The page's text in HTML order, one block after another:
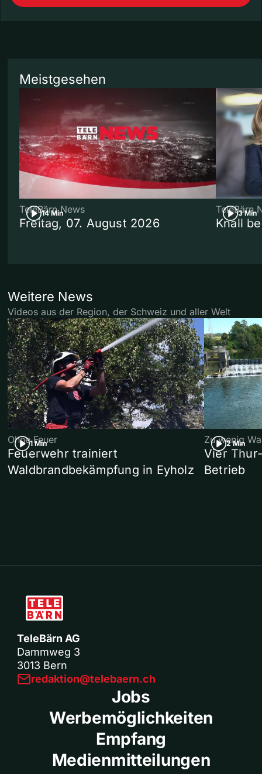
Meistgesehen
14 Min
TeleBärn News
Freitag, 07. August 2026
3 Min
TeleBärn
Knall
Weitere News
Videos aus der Region, der Schweiz und aller Welt
1 Min
Ohne Feuer
Feuerwehr trainiert
Waldbrandbekämpfung in Eyholz
2 Min
Zu wenig
Vier
Betrieb
TeleBärn AG
Dammweg 3
3013 Bern
redaktion@telebaern.ch
Jobs
Werbemöglichkeiten
Empfang
Medienmitteilungen